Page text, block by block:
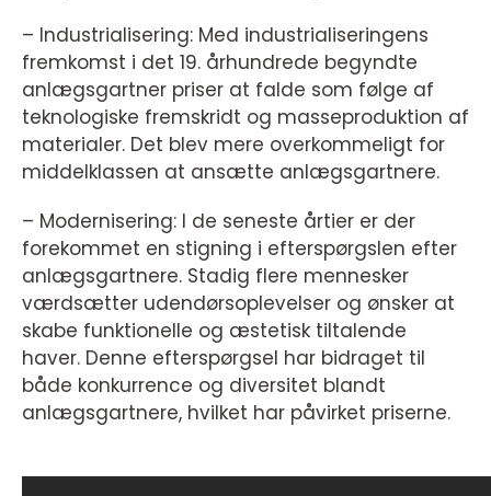
– Industrialisering: Med industrialiseringens
fremkomst i det 19. århundrede begyndte
anlægsgartner priser at falde som følge af
teknologiske fremskridt og masseproduktion af
materialer. Det blev mere overkommeligt for
middelklassen at ansætte anlægsgartnere.
– Modernisering: I de seneste årtier er der
forekommet en stigning i efterspørgslen efter
anlægsgartnere. Stadig flere mennesker
værdsætter udendørsoplevelser og ønsker at
skabe funktionelle og æstetisk tiltalende
haver. Denne efterspørgsel har bidraget til
både konkurrence og diversitet blandt
anlægsgartnere, hvilket har påvirket priserne.